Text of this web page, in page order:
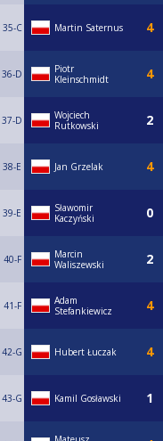
35-C Martin Saternus
36-D
Piotr
Kleinschmidt
37-D
Wojciech
Rutkowski
38-E Jan Grzelak
39-E
Sławomir
Kaczyński
40-F
Marcin
Waliszewski
41-F
Adam
Stefankiewicz
42-G Hubert Łuczak
43-G Kamil Gosławski